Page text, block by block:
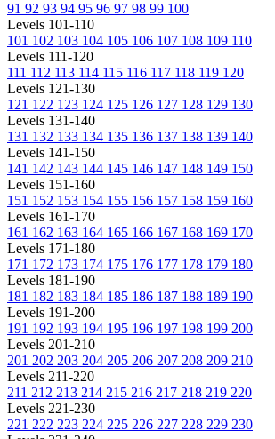
91 92 93 94 95 96 97 98 99 100
Levels 101-110
101 102 103 104 105 106 107 108 109 110
Levels 111-120
111 112 113 114 115 116 117 118 119 120
Levels 121-130
121 122 123 124 125 126 127 128 129 130
Levels 131-140
131 132 133 134 135 136 137 138 139 140
Levels 141-150
141 142 143 144 145 146 147 148 149 150
Levels 151-160
151 152 153 154 155 156 157 158 159 160
Levels 161-170
161 162 163 164 165 166 167 168 169 170
Levels 171-180
171 172 173 174 175 176 177 178 179 180
Levels 181-190
181 182 183 184 185 186 187 188 189 190
Levels 191-200
191 192 193 194 195 196 197 198 199 200
Levels 201-210
201 202 203 204 205 206 207 208 209 210
Levels 211-220
211 212 213 214 215 216 217 218 219 220
Levels 221-230
221 222 223 224 225 226 227 228 229 230